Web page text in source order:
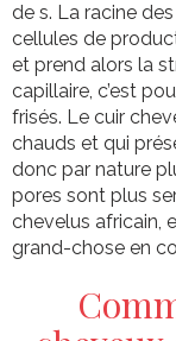
de s. La racine
cellules de
et prend alors la
capillaire, c’est
frisés. Le cuir
chauds et qui
donc par nature
pores sont plus
chevelus africain,
grand-chose en